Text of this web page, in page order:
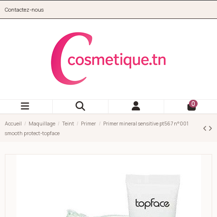
Contactez-nous
0
Accueil Maquillage Teint Primer
Primer mineral sensitive pt567 n°001
smooth protect-topface